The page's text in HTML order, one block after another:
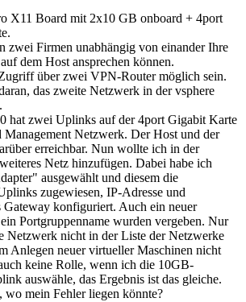
X11 Board mit 2x10 GB onboard + 4port
zwei Firmen unabhängig von einander Ihre
dem Host ansprechen können.
über zwei VPN-Router möglich sein.
das zweite Netzwerk in der vsphere
hat zwei Uplinks auf der 4port Gigabit Karte
Netzwerk. Der Host und der
erreichbar. Nun wollte ich in der
Netz hinzufügen. Dabei habe ich
ausgewählt und diesem die
zugewiesen, IP-Adresse und
Gateway konfiguriert. Auch ein neuer
Portgruppenname wurden vergeben. Nur
Netzwerk nicht in der Liste der Netzwerke
Anlegen neuer virtueller Maschinen nicht
keine Rolle, wenn ich die 10GB-
auswähle, das Ergebnis ist das gleiche.
wo mein Fehler liegen könnte?